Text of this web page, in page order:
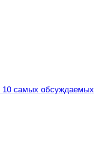
10 самых обсуждаемых